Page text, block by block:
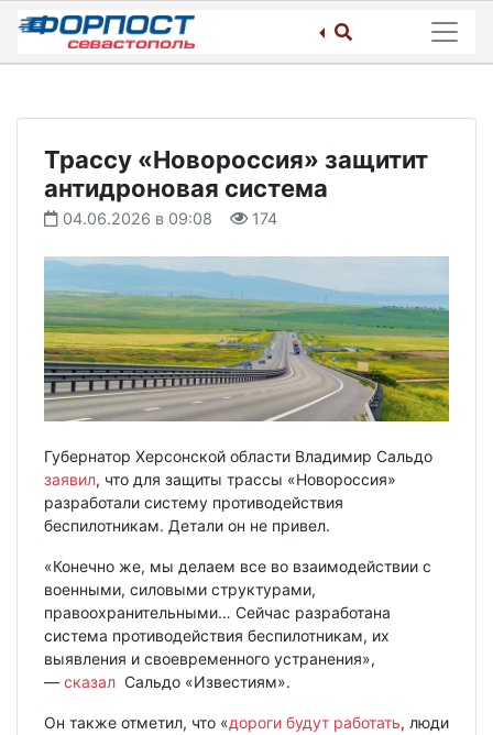
Skip
content
Трассу «Новороссия» защитит
антидроновая система
04.06.2026 в 09:08 174
Губернатор Херсонской области Владимир Сальдо
заявил, что для защиты трассы «Новороссия»
разработали систему противодействия
беспилотникам. Детали он не привел.
«Конечно же, мы делаем все во взаимодействии с
военными, силовыми структурами,
правоохранительными… Сейчас разработана
система противодействия беспилотникам, их
выявления и своевременного устранения»,
— сказал Сальдо «Известиям».
Он также отметил, что «дороги будут работать, люди